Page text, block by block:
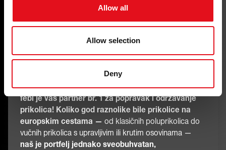
Allow all
Allow selection
Deny
2.250 artikala u našem asortimanu za
prikolice i više od 3.200 OE referenci, naš prošireni
instalacija i karoserijskih komponenti.
febi je vaš partner br. 1 za popravak i održavanje
prikolica! Koliko god raznolike bile prikolice na
europskim cestama — od klasičnih poluprikolica do
vučnih prikolica s upravljivim ili krutim osovinama —
naš je portfelj jednako sveobuhvatan,